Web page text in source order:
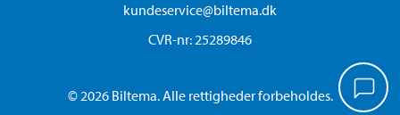
kundeservice@biltema.dk
CVR-nr: 25289846
© 2026 Biltema. Alle rettigheder forbeholdes.